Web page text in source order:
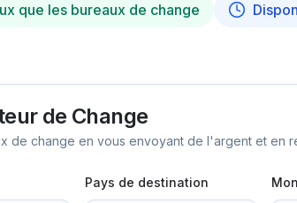
que les bureaux de change
de Change
de change en vous envoyant de l'argent et en
Pays de destination